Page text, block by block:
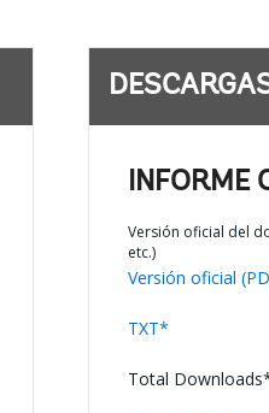
INFORME
Versión oficial del
etc.)
Versión oficial
TXT*
Total